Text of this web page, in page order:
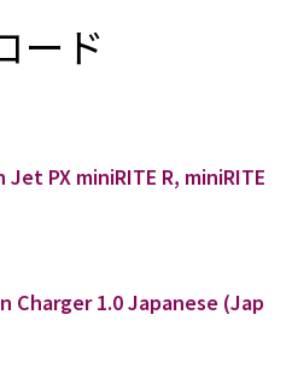
ード
PX miniRITE R, miniRITE
Charger 1.0 Japanese (Jap